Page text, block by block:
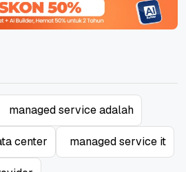
managed service adalah
center managed service it